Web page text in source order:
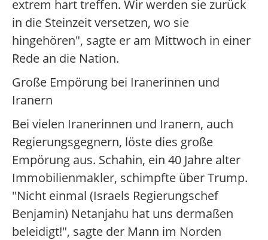
extrem hart treffen. Wir werden sie zurück
in die Steinzeit versetzen, wo sie
hingehören", sagte er am Mittwoch in einer
Rede an die Nation.
Große Empörung bei Iranerinnen und
Iranern
Bei vielen Iranerinnen und Iranern, auch
Regierungsgegnern, löste dies große
Empörung aus. Schahin, ein 40 Jahre alter
Immobilienmakler, schimpfte über Trump.
"Nicht einmal (Israels Regierungschef
Benjamin) Netanjahu hat uns dermaßen
beleidigt!", sagte der Mann im Norden